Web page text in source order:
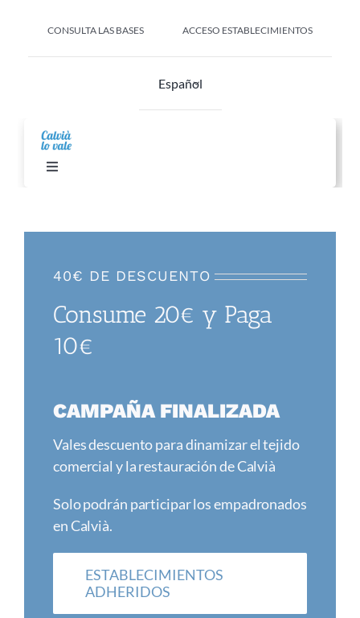
contenido
CONSULTA LAS BASES ACCESO ESTABLECIMIENTOS
Español
Toggle
Preguntas frecuentes
40€ DE DESCUENTO
Consume 20€ y Paga
10€
CAMPAÑA FINALIZADA
Vales descuento para dinamizar el tejido
comercial y la restauración de Calvià
Solo podrán participar los empadronados
en Calvià.
ESTABLECIMIENTOS
ADHERIDOS